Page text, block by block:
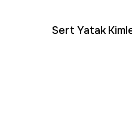
Sert Yatak